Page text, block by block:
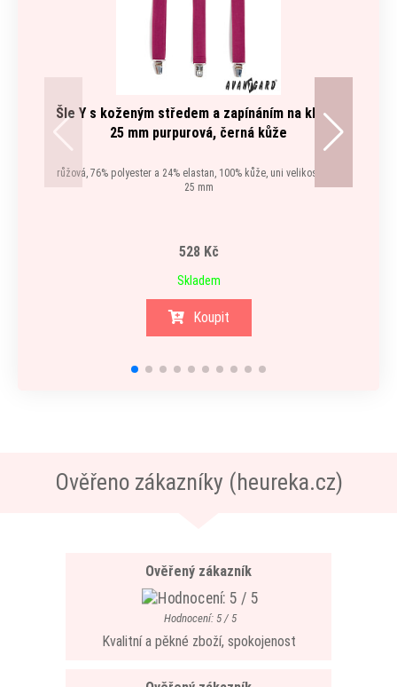
Šle Y s koženým středem a zapínáním na klipy -
25 mm purpurová, černá kůže
růžová, 76% polyester a 24% elastan, 100% kůže, uni velikost, šíře
25 mm
528 Kč
Skladem
Koupit
Ověřeno zákazníky (heureka.cz)
Ověřený zákazník
Hodnocení: 5 / 5
Kvalitní a pěkné zboží, spokojenost